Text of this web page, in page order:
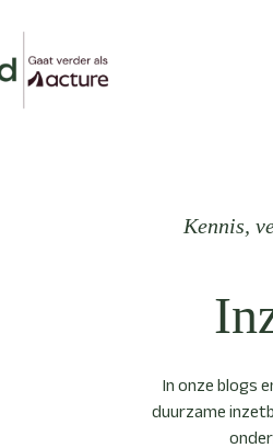
Kennis,
In onze blogs
duurzame